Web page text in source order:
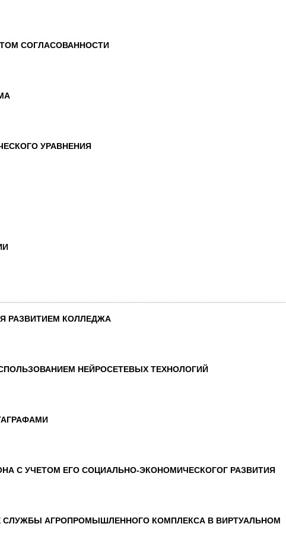
СОГЛАСОВАННОСТИ
УРАВНЕНИЯ
РАЗВИТИЕМ КОЛЛЕДЖА
НЕЙРОСЕТЕВЫХ ТЕХНОЛОГИЙ
С УЧЕТОМ ЕГО СОЦИАЛЬНО-ЭКОНОМИЧЕСКОГОГ РАЗВИТИЯ
АГРОПРОМЫШЛЕННОГО КОМПЛЕКСА В ВИРТУАЛЬНОМ